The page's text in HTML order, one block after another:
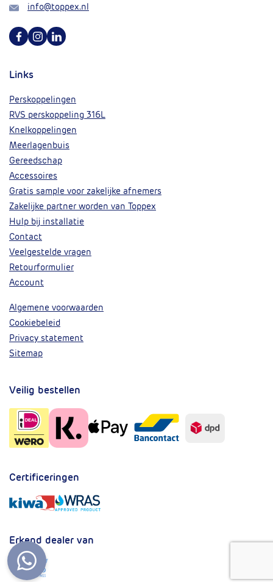
Mail
info@toppex.nl
Volg ons op Facebook
Volg ons op Instagram
Volg ons op Linkedin
Links
Perskoppelingen
RVS perskoppeling 316L
Knelkoppelingen
Meerlagenbuis
Gereedschap
Accessoires
Gratis sample voor zakelijke afnemers
Zakelijke partner worden van Toppex
Hulp bij installatie
Contact
Veelgestelde vragen
Retourformulier
Account
Algemene voorwaarden
Cookiebeleid
Privacy statement
Sitemap
Veilig bestellen
Certificeringen
Erkend dealer van